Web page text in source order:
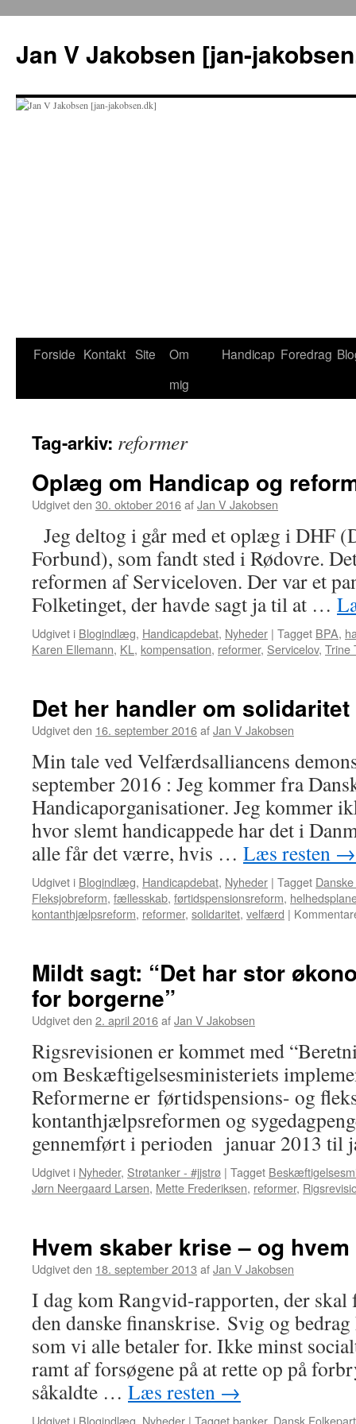
indhold
Jan V Jakobsen [jan-
Forside Kontakt Site
Om
mig
Handicap Foredrag
Tag-arkiv: reformer
Oplæg om Handicap og
Udgivet den 30. oktober 2016afJan V Jakobsen
Jeg deltog i går med et oplæg i DHF
Forbund), som fandt sted i Rødovre.
reformen af Serviceloven. Der var et
Folketinget, der havde sagt ja til at …
Udgivet i Blogindlæg, Handicapdebat, Nyheder | Tagget BPA,
Karen Ellemann, KL , kompensation, reformer, Servicelov, Trine
Det her handler om solidaritet
Udgivet den 16. september 2016afJan V Jakobsen
Min tale ved Velfærdsalliancens
september 2016 : Jeg kommer fra
Handicaporganisationer. Jeg kommer
hvor slemt handicappede har det i
alle får det værre, hvis … Læs resten →
Udgivet i Blogindlæg, Handicapdebat, Nyheder | Tagget
Fleksjobreform, fællesskab, førtidspensionsreform,
kontanthjælpsreform, reformer, solidaritet, velfærd |
Mildt sagt: “Det har stor
for borgerne”
Udgivet den 2. april 2016afJan V Jakobsen
Rigsrevisionen er kommet med
om Beskæftigelsesministeriets
Reformerne er førtidspensions- og
kontanthjælpsreformen og
gennemført i perioden januar 2013 til
Udgivet i Nyheder, Strøtanker - #jjstrø | Tagget
Jørn Neergaard Larsen, Mette Frederiksen, reformer,
Hvem skaber krise – og
Udgivet den 18. september 2013 afJan V Jakobsen
I dag kom Rangvid-rapporten, der skal
den danske finanskrise. Svig og
som vi alle betaler for. Ikke minst
ramt af forsøgene på at rette op på
såkaldte … Læs resten →
Udgivet i Blogindlæg, Nyheder | Taggetbanker, Dansk